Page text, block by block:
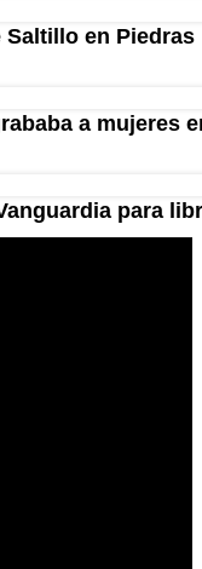
en Piedras
a mujeres
para